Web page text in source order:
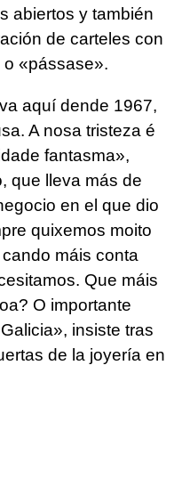
abiertos y también
de carteles con
«pássase».
aquí dende 1967,
A nosa tristeza é
fantasma»,
que lleva más de
en el que dio
quixemos moito
máis conta
Que máis
O importante
insiste tras
de la joyería en